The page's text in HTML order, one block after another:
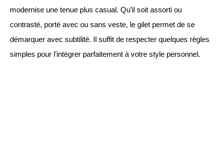
modernise une tenue plus casual. Qu’il soit assorti ou
contrasté, porté avec ou sans veste, le gilet permet de se
démarquer avec subtilité. Il suffit de respecter quelques règles
simples pour l’intégrer parfaitement à votre style personnel.